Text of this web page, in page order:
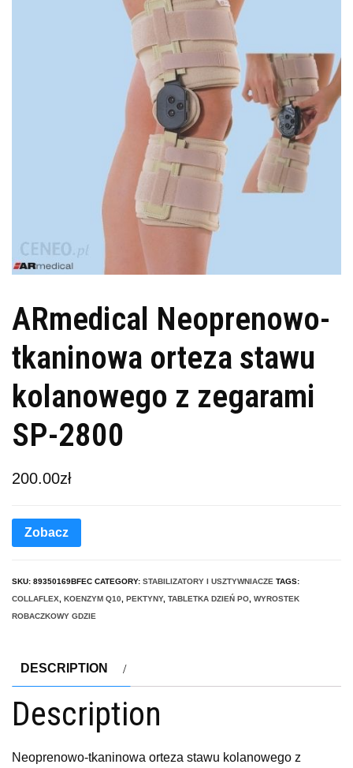
ARmedical Neoprenowo-
tkaninowa orteza stawu
kolanowego z zegarami
SP-2800
200.00zł
Zobacz
SKU: 89350169BFEC CATEGORY: STABILIZATORY I USZTYWNIACZE TAGS:
COLLAFLEX
KOENZYM Q10 PEKTYNY, TABLETKA DZIEŃ PO WYROSTEK
ROBACZKOWY GDZIE
DESCRIPTION
Description
Neoprenowo-tkaninowa orteza stawu kolanowego z